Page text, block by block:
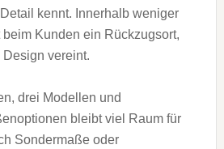
kennt. Innerhalb weniger
Kunden ein Rückzugsort,
vereint.
drei Modellen und
bleibt viel Raum für
Sondermaße oder